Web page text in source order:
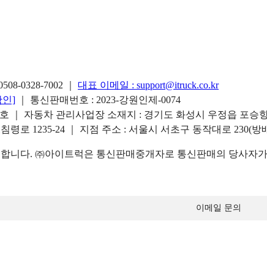
0328-7002 대표 이메일 : support@itruck.co.kr
인]
｜ 통신판매번호 : 2023-강원인제-0074
｜ 자동차 관리사업장 소재지 : 경기도 화성시 우정읍 포승
령로 1235-24 ｜ 지점 주소 : 서울시 서초구 동작대로 230(방
니다. ㈜아이트럭은 통신판매중개자로 통신판매의 당사자
이메일 문의